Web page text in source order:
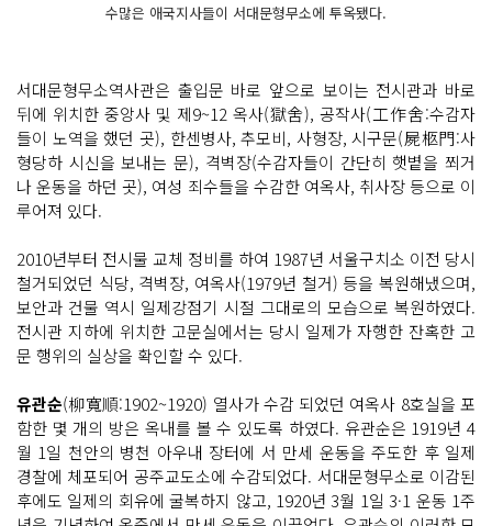
수많은 애국지사들이 서대문형무소에 투옥됐다.
서대문형무소역사관은 출입문 바로 앞으로 보이는 전시관과 바로
뒤에 위치한 중앙사 및 제9~12 옥사(獄舍), 공작사(工作舍:수감자
들이 노역을 했던 곳), 한센병사, 추모비, 사형장, 시구문(屍柩門:사
형당하 시신을 보내는 문), 격벽장(수감자들이 간단히 햇볕을 쬐거
나 운동을 하던 곳), 여성 죄수들을 수감한 여옥사, 취사장 등으로 이
루어져 있다.
2010년부터 전시물 교체 정비를 하여 1987년 서울구치소 이전 당시
철거되었던 식당, 격벽장, 여옥사(1979년 철거) 등을 복원해냈으며,
보안과 건물 역시 일제강점기 시절 그대로의 모습으로 복원하였다.
전시관 지하에 위치한 고문실에서는 당시 일제가 자행한 잔혹한 고
문 행위의 실상을 확인할 수 있다.
유관순(柳寬順:1902~1920) 열사가 수감 되었던 여옥사 8호실을 포
함한 몇 개의 방은 옥내를 볼 수 있도록 하였다. 유관순은 1919년 4
월 1일 천안의 병천 아우내 장터에 서 만세 운동을 주도한 후 일제
경찰에 체포되어 공주교도소에 수감되었다. 서대문형무소로 이감된
후에도 일제의 회유에 굴복하지 않고, 1920년 3월 1일 3·1 운동 1주